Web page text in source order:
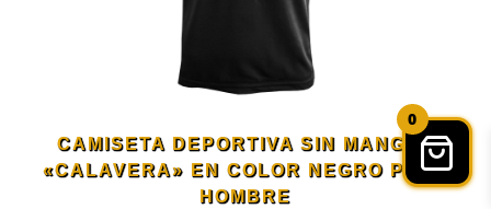
Las
opciones
se
CAMISETA DEPORTIVA SIN MANGAS
«CALAVERA» EN COLOR NEGRO PARA
HOMBRE
0